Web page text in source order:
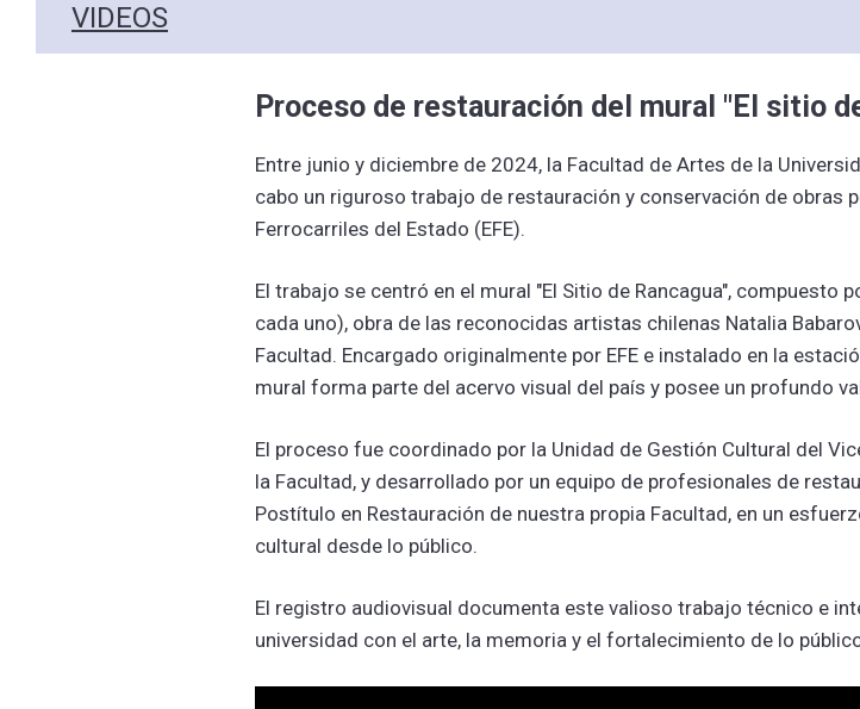
VIDEOS
Proceso de restauración del mural "El sitio
Entre junio y diciembre de 2024, la Facultad de Artes de la
cabo un riguroso trabajo de restauración y conservación de obras
Ferrocarriles del Estado (EFE).
El trabajo se centró en el mural "El Sitio de Rancagua",
cada uno), obra de las reconocidas artistas chilenas Natalia
Facultad. Encargado originalmente por EFE e instalado en la
mural forma parte del acervo visual del país y posee un profundo
El proceso fue coordinado por la Unidad de Gestión Cultural del
la Facultad, y desarrollado por un equipo de profesionales de
Postítulo en Restauración de nuestra propia Facultad, en un
cultural desde lo público.
El registro audiovisual documenta este valioso trabajo técnico e
universidad con el arte, la memoria y el fortalecimiento de lo